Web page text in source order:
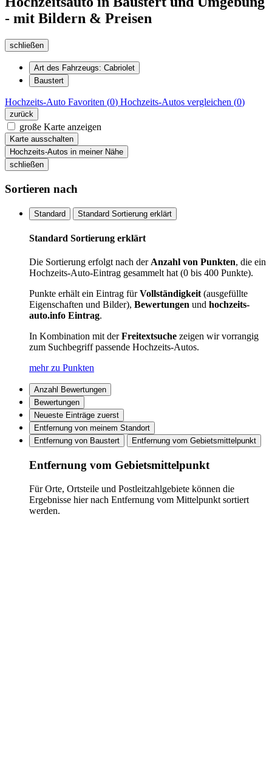
- mit Bildern & Preisen
schließen
Art des Fahrzeugs: Cabriolet
Baustert
Hochzeits-Auto Favoriten (0) Hochzeits-Autos vergleichen (0)
zurück
große Karte anzeigen
Karte ausschalten
Hochzeits-Autos in meiner Nähe
schließen
Sortieren nach
Standard Standard Sortierung erklärt
Standard Sortierung erklärt
Die Sortierung erfolgt nach der Anzahl von Punkten, die ein
Hochzeits-Auto-Eintrag gesammelt hat (0 bis 400 Punkte).
Punkte erhält ein Eintrag fürVollständigkeit (ausgefüllte
Eigenschaften und Bilder), Bewertungen und hochzeits-
auto.info Eintrag.
In Kombination mit derFreitextsuche zeigen wir vorrangig
zum Suchbegriff passende Hochzeits-Autos.
mehr zu Punkten
Anzahl Bewertungen
Bewertungen
Neueste Einträge zuerst
Entfernung von meinem Standort
Entfernung von Baustert
Entfernung vom Gebietsmittelpunkt
Entfernung vom Gebietsmittelpunkt
Für Orte, Ortsteile und Postleitzahlgebiete können die
Ergebnisse hier nach Entfernung vom Mittelpunkt sortiert
werden.